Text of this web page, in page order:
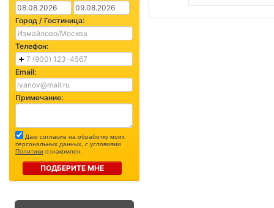
Город / Гостиница:
Телефон:
Email:
Примечание:
Даю согласие на обработку моих
персональных данных, с условиями
Политики ознакомлен.
ПОДБЕРИТЕ МНЕ